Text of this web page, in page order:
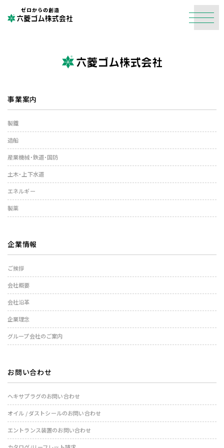
ゼロからの創造
事業案内
製鐵
造船
産業機械・鉄道・国防
土木・上下水道
エネルギー
製薬
企業情報
ご挨拶
会社概要
会社沿革
企業理念
グループ会社のご案内
お問い合わせ
ヘキサプラグのお問い合わせ
オイル / ダストシールのお問い合わせ
エントランス装置のお問い合わせ